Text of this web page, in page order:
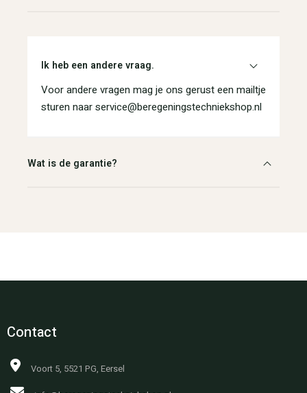
Ik heb een andere vraag.
Voor andere vragen mag je ons gerust een mailtje
sturen naar service@beregeningstechniekshop.nl
Wat is de garantie?
Contact
Voort 5, 5521 PG, Eersel